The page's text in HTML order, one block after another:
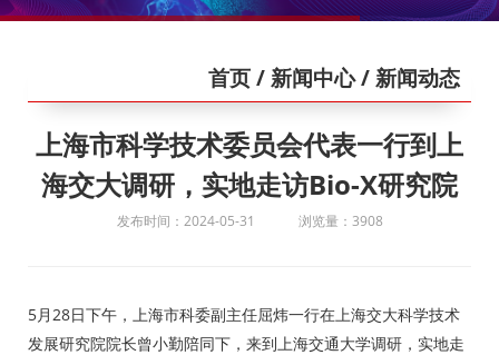
首页/ 新闻中心/ 新闻动态
上海市科学技术委员会代表一行到上
海交大调研，实地走访Bio-X研究院
发布时间：2024-05-31 浏览量：3908
5月28日下午，上海市科委副主任屈炜一行在上海交大科学技术
发展研究院院长曾小勤陪同下，来到上海交通大学调研，实地走